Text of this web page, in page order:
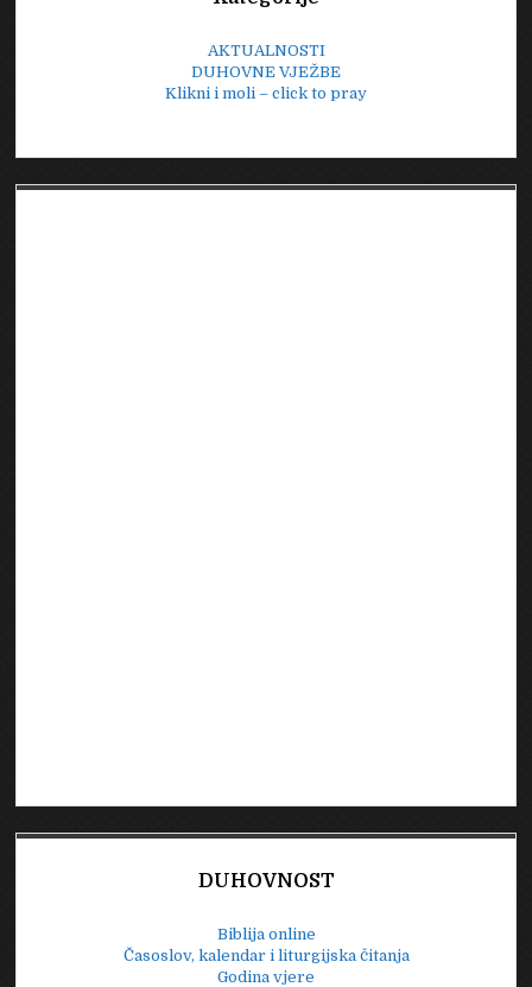
AKTUALNOSTI
DUHOVNE VJEŽBE
Klikni i moli – click to pray
DUHOVNOST
Biblija online
Časoslov, kalendar i liturgijska čitanja
Godina vjere